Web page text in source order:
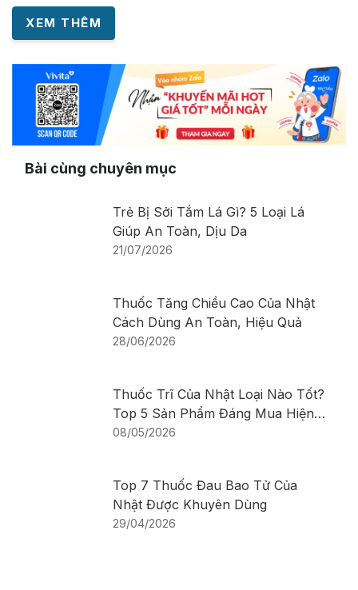
XEM THÊM
Bài cùng chuyên mục
Trẻ Bị Sởi Tắm Lá Gì? 5 Loại Lá
Giúp An Toàn, Dịu Da
21/07/2026
Thuốc Tăng Chiều Cao Của Nhật
Cách Dùng An Toàn, Hiệu Quả
28/06/2026
Thuốc Trĩ Của Nhật Loại Nào Tốt?
Top 5 Sản Phẩm Đáng Mua Hiện
Nay
08/05/2026
Top 7 Thuốc Đau Bao Tử Của
Nhật Được Khuyên Dùng
29/04/2026